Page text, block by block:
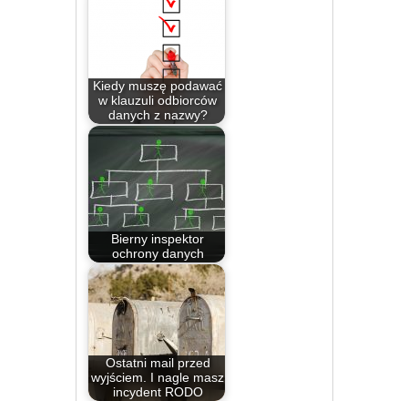
Kiedy muszę podawać
w klauzuli odbiorców
danych z nazwy?
Bierny inspektor
ochrony danych
Ostatni mail przed
wyjściem. I nagle masz
incydent RODO